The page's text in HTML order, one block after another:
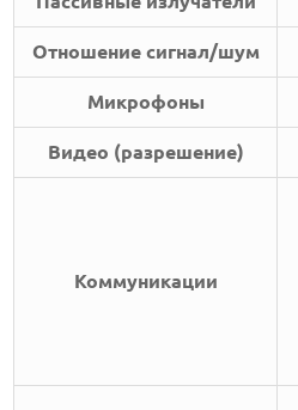
Отношение сигнал/шум
Микрофоны
Видео (разрешение)
Коммуникации